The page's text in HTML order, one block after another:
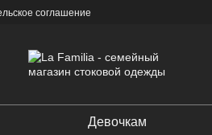
соглашение
Девочкам